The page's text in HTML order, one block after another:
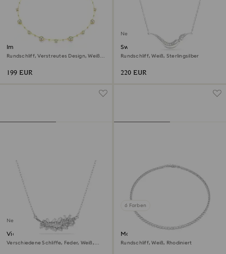
Imber Halskette
Rundschliff, Verstreutes Design, Weiß,
199 EUR
Neu
Swarovski Classica Halskette
Rundschliff, Weiß, Sterlingsilber
220 EUR
Neu
Vienna Anhänger
Verschiedene Schliffe, Feder, Weiß,
6 Farben
Matrix Tennis Halskette
Rundschliff, Weiß, Rhodiniert